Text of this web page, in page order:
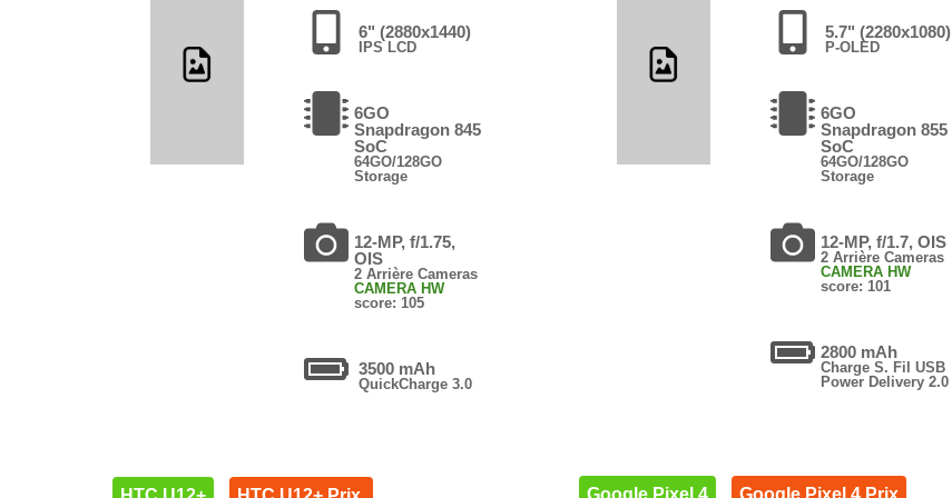
6" (2880x1440)
IPS LCD
6GO
Snapdragon 845
SoC
64GO/128GO
Storage
12-MP, f/1.75,
OIS
2 Arrière Cameras
CAMERA HW
score: 105
3500 mAh
QuickCharge 3.0
5.7" (2280x1080)
P-OLED
6GO
Snapdragon 855
SoC
64GO/128GO
Storage
12-MP, f/1.7, OIS
2 Arrière Cameras
CAMERA HW
score: 101
2800 mAh
Charge S. Fil USB
Power Delivery 2.0
Google Pixel 4 Google Pixel 4 Prix